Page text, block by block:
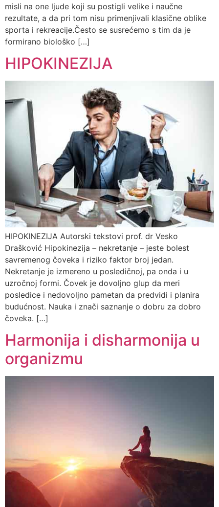
misli na one ljude koji su postigli velike i naučne
rezultate, a da pri tom nisu primenjivali klasične oblike
sporta i rekreacije.Često se susrećemo s tim da je
formirano biološko […]
HIPOKINEZIJA
HIPOKINEZIJA Autorski tekstovi prof. dr Vesko
Drašković Hipokinezija – nekretanje – jeste bolest
savremenog čoveka i riziko faktor broj jedan.
Nekretanje je izmereno u posledičnoj, pa onda i u
uzročnoj formi. Čovek je dovoljno glup da meri
posledice i nedovoljno pametan da predvidi i planira
budućnost. Nauka i znači saznanje o dobru za dobro
čoveka. […]
Harmonija i disharmonija u
organizmu